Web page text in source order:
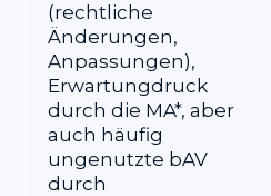
(rechtliche
Änderungen,
Anpassungen),
Erwartungdruck
durch die MA*, aber
auch häufig
ungenutzte bAV
durch